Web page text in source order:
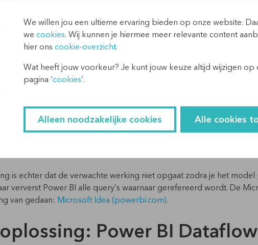
We willen jou een ultieme ervaring bieden op onze website.
we cookies. Wij kunnen je hiermee meer relevante content
hier ons cookie-overzicht.
Wat heeft jouw voorkeur? Je kunt jouw keuze altijd wijzigen op
pagina ‘cookies’.
Alleen noodzakelijke cookies Alle cookies
the service says no
is echter dat de verwachte werking niet opgaat zodra je het
ververst Power BI alle query’s waarnaar gerefereerd wordt. De
van gedaan: Microsoft Idea (powerbi.com).
Power BI